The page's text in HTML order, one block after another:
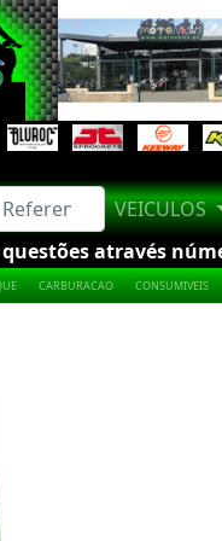
VEICULOS
através
CARBURACAO CONSUMIVEIS